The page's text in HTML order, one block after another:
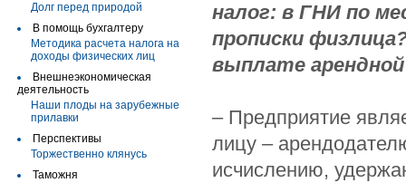
Долг перед природой
В помощь бухгалтеру
Методика расчета налога на
доходы физических лиц
Внешнеэкономическая
деятельность
Наши плоды на зарубежные
прилавки
Перспективы
Торжественно клянусь
Таможня
налог: в ГНИ по
прописки
выплате
– Предприятие
лицу –
исчислению,